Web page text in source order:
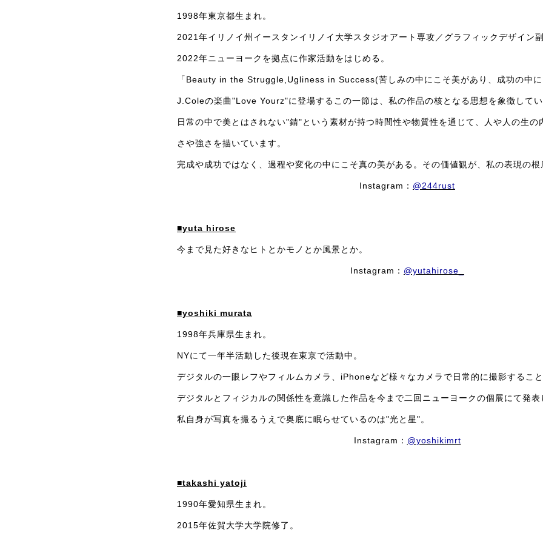
1998年東京都生まれ。
2021年イリノイ州イースタンイリノイ大学スタジオアート専攻／グラフィックデザイン副
2022年ニューヨークを拠点に作家活動をはじめる。
「Beauty in the Struggle,Ugliness in Success(苦しみの中にこそ美があり、成功の中に
J.Coleの楽曲"Love Yourz"に登場するこの一節は、私の作品の核となる思想を象徴してい
日常の中で美とはされない"錆"という素材が持つ時間性や物質性を通じて、人や人の生の
さや強さを描いています。
完成や成功ではなく、過程や変化の中にこそ真の美がある。その価値観が、私の表現の根
Instagram： @244rust
■yuta hirose
今まで見た好きなヒトとかモノとか風景とか。
Instagram： @yutahirose_
■yoshiki murata
1998年兵庫県生まれ。
NYにて一年半活動した後現在東京で活動中。
デジタルの一眼レフやフィルムカメラ、iPhoneなど様々なカメラで日常的に撮影すること
デジタルとフィジカルの関係性を意識した作品を今まで二回ニューヨークの個展にて発表
私自身が写真を撮るうえで奥底に眠らせているのは"光と星"。
Instagram： @yoshikimrt
■takashi yatoji
1990年愛知県生まれ。
2015年佐賀大学大学院修了。